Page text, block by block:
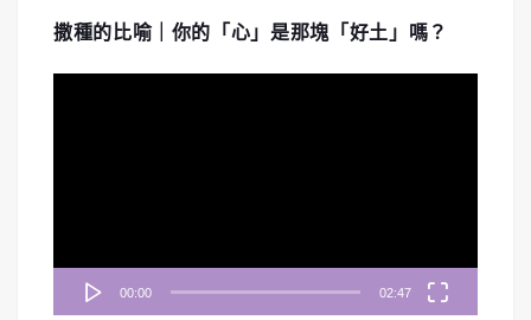
撒種的比喻｜你的「心」是那塊「好土」嗎？
00:00 02:47